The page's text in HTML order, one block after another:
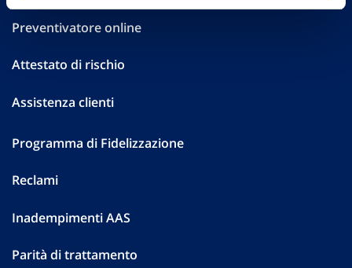
Preventivatore online
Attestato di rischio
Assistenza clienti
Programma di Fidelizzazione
Reclami
Inadempimenti AAS
Parità di trattamento